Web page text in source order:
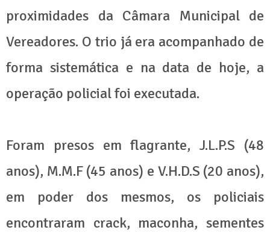
proximidades da Câmara Municipal de
Vereadores. O trio já era acompanhado de
forma sistemática e na data de hoje, a
operação policial foi executada.
Foram presos em flagrante, J.L.P.S (48
anos), M.M.F (45 anos) e V.H.D.S (20 anos),
em poder dos mesmos, os policiais
encontraram crack, maconha, sementes